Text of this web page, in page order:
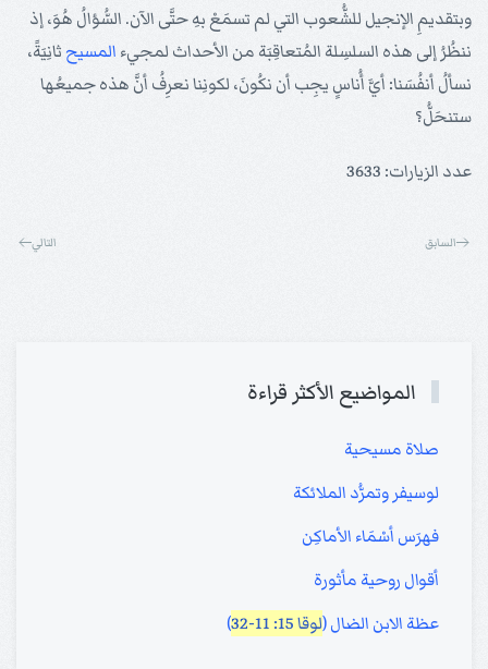
وبتقديمِ الإنجيل للشُّعوب التي لم تسمَعْ بهِ حتَّى الآن. السُّؤالُ هُوَ، إذ
ننظُرُ إلى هذه السلسِلة المُتعاقِبَة من الأحداث لمجيء المسيح ثانِيَةً،
نسألُ أنفُسَنا: أيَّ أُناسٍ يجِب أن نكُونَ، لكونِنا نعرِفُ أنَّ هذه جميعُها
ستنحَلُّ؟
عدد الزيارات: 3633
السابق التالي
المواضيع الأكثر قراءة
صلاة مسيحية
لوسيفر وتمرُّد الملائكة
فهرَس أسْمَاء الأماكِن
أقوال روحية مأثورة
عظة الابن الضال (لوقا 15: 11-32 )